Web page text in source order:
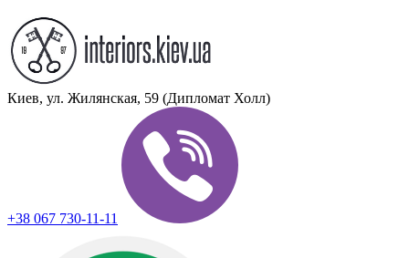
Киев, ул. Жилянская, 59 (Дипломат Холл)
+38 067 730-11-11